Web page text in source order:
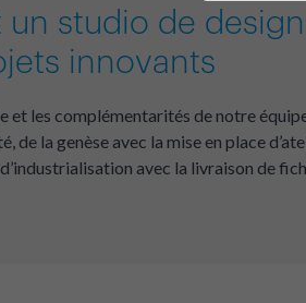
un studio de
innovants
et les complémentarités de notre
de la genèse avec la mise en place
d’industrialisation avec la livraison de